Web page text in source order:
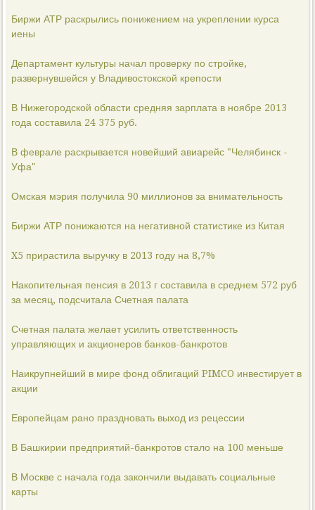
Биржи АТР раскрылись понижением на укреплении курса
иены
Департамент культуры начал проверку по стройке,
развернувшейся у Владивостокской крепости
В Нижегородской области средняя зарплата в ноябре 2013
года составила 24 375 руб.
В феврале раскрывается новейший авиарейс "Челябинск -
Уфа"
Омская мэрия получила 90 миллионов за внимательность
Биржи АТР понижаются на негативной статистике из Китая
X5 прирастила выручку в 2013 году на 8,7%
Накопительная пенсия в 2013 г составила в среднем 572 руб
за месяц, подсчитала Счетная палата
Счетная палата желает усилить ответственность
управляющих и акционеров банков-банкротов
Наикрупнейший в мире фонд облигаций PIMCO инвестирует в
акции
Европейцам рано праздновать выход из рецессии
В Башкирии предприятий-банкротов стало на 100 меньше
В Москве с начала года закончили выдавать социальные
карты